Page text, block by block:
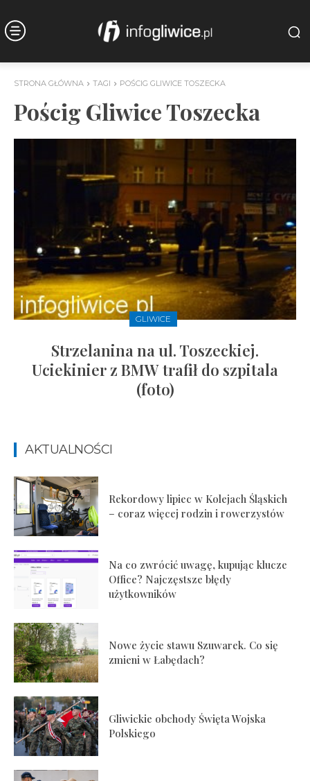
STRONA GŁÓWNA TAGI POŚCIG GLIWICE TOSZECKA
Pościg Gliwice Toszecka
GLIWICE
Strzelanina na ul. Toszeckiej.
Uciekinier z BMW trafił do szpitala
(foto)
AKTUALNOŚCI
Rekordowy lipiec w Kolejach Śląskich
– coraz więcej rodzin i rowerzystów
Na co zwrócić uwagę, kupując klucze
Office? Najczęstsze błędy
użytkowników
Nowe życie stawu Szuwarek. Co się
zmieni w Łabędach?
Gliwickie obchody Święta Wojska
Polskiego